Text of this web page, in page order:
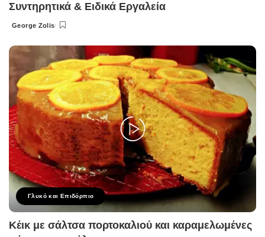
Συντηρητικά & Ειδικά Εργαλεία
Posted
George Zolis
Γλυκό και Επιδόρπιο
Κέικ με σάλτσα πορτοκαλιού και καραμελωμένες